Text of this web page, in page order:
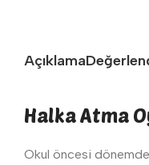
Açıklama
Halka Atma
Okul öncesi